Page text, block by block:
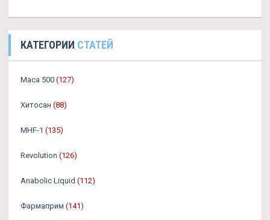
КАТЕГОРИИ СТАТЕЙ
Maca 500 (127)
Хитосан (88)
MHF-1 (135)
Revolution (126)
Anabolic Liquid (112)
Фармаприм (141)